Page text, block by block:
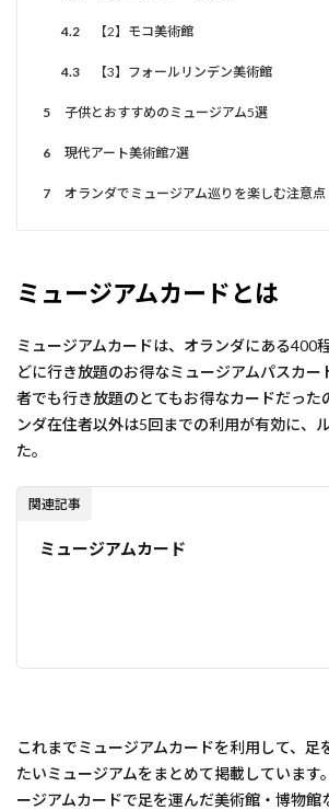
4.2 【2】モコ美術館
4.3 【3】フォールリンデン美術館
5 子供とおすすめのミュージアム5選
6 現代アート美術館7選
7 オランダでミュージアム巡りを楽しむ注意点
ミュージアムカードとは
ミュージアムカードは、オランダにある400
どに行き放題のお得なミュージアムパスカー
者でも行き放題のとてもお得なカードだった
ンダ在住者以外は5回までの利用が有効に、
た。
関連記事
ミュージアムカード
これまでミュージアムカードを利用して、足
たいミュージアムをまとめて掲載しています
ージアムカードで足を運んだ美術館・博物館